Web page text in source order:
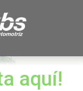
aquí!